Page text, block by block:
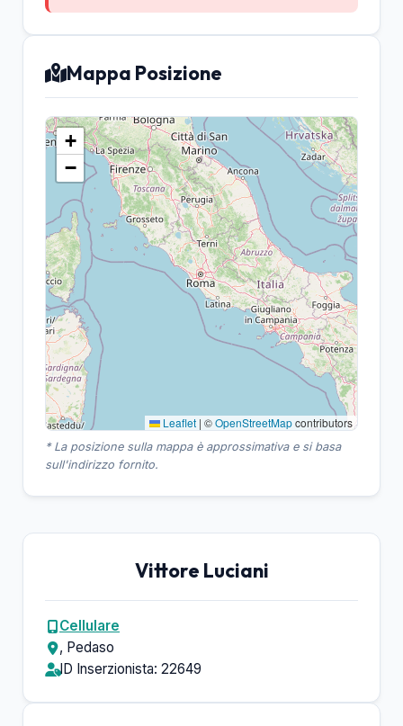
Mappa Posizione
+
−
Leaflet | ©OpenStreetMapcontributors
* La posizione sulla mappa è approssimativa e si basa
sull'indirizzo fornito.
Vittore Luciani
Cellulare
, Pedaso
ID Inserzionista: 22649